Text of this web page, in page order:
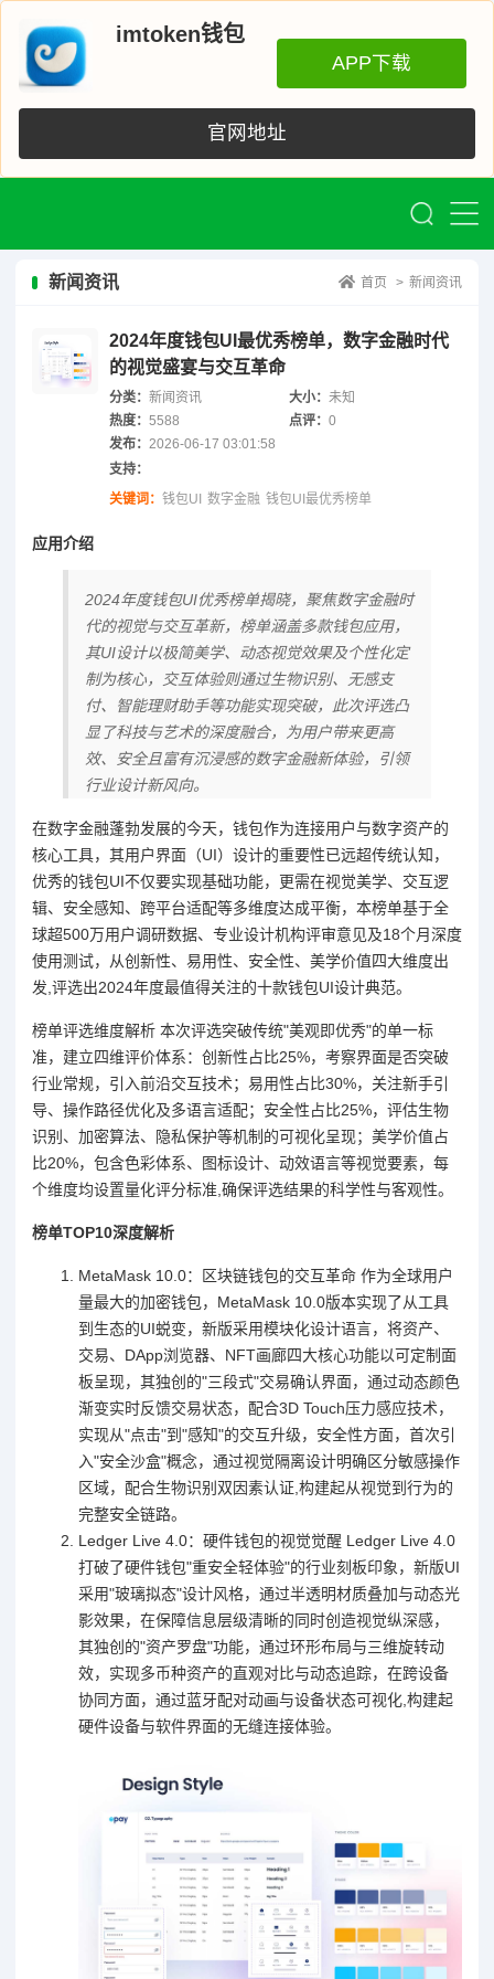
imtoken钱包
APP下载
官网地址
新闻资讯 首页 > 新闻资讯
2024年度钱包UI最优秀榜单，数字金融时代
的视觉盛宴与交互革命
分类： 新闻资讯 大小：未知
热度： 5588 点评：0
发布： 2026-06-17 03:01:58
支持：
关键词： 钱包UI 数字金融 钱包UI最优秀榜单
应用介绍
2024年度钱包UI优秀榜单揭晓，聚焦数字金融时
代的视觉与交互革新，榜单涵盖多款钱包应用，
其UI设计以极简美学、动态视觉效果及个性化定
制为核心，交互体验则通过生物识别、无感支
付、智能理财助手等功能实现突破，此次评选凸
显了科技与艺术的深度融合，为用户带来更高
效、安全且富有沉浸感的数字金融新体验，引领
行业设计新风向。
在数字金融蓬勃发展的今天，钱包作为连接用户与数字资产的
核心工具，其用户界面（UI）设计的重要性已远超传统认知，
优秀的钱包UI不仅要实现基础功能，更需在视觉美学、交互逻
辑、安全感知、跨平台适配等多维度达成平衡，本榜单基于全
球超500万用户调研数据、专业设计机构评审意见及18个月深度
使用测试，从创新性、易用性、安全性、美学价值四大维度出
发,评选出2024年度最值得关注的十款钱包UI设计典范。
榜单评选维度解析 本次评选突破传统"美观即优秀"的单一标
准，建立四维评价体系：创新性占比25%，考察界面是否突破
行业常规，引入前沿交互技术；易用性占比30%，关注新手引
导、操作路径优化及多语言适配；安全性占比25%，评估生物
识别、加密算法、隐私保护等机制的可视化呈现；美学价值占
比20%，包含色彩体系、图标设计、动效语言等视觉要素，每
个维度均设置量化评分标准,确保评选结果的科学性与客观性。
榜单TOP10深度解析
MetaMask 10.0：区块链钱包的交互革命 作为全球用户
量最大的加密钱包，MetaMask 10.0版本实现了从工具
到生态的UI蜕变，新版采用模块化设计语言，将资产、
交易、DApp浏览器、NFT画廊四大核心功能以可定制面
板呈现，其独创的"三段式"交易确认界面，通过动态颜色
渐变实时反馈交易状态，配合3D Touch压力感应技术，
实现从"点击"到"感知"的交互升级，安全性方面，首次引
入"安全沙盒"概念，通过视觉隔离设计明确区分敏感操作
区域，配合生物识别双因素认证,构建起从视觉到行为的
完整安全链路。
Ledger Live 4.0：硬件钱包的视觉觉醒 Ledger Live 4.0
打破了硬件钱包"重安全轻体验"的行业刻板印象，新版UI
采用"玻璃拟态"设计风格，通过半透明材质叠加与动态光
影效果，在保障信息层级清晰的同时创造视觉纵深感，
其独创的"资产罗盘"功能，通过环形布局与三维旋转动
效，实现多币种资产的直观对比与动态追踪，在跨设备
协同方面，通过蓝牙配对动画与设备状态可视化,构建起
硬件设备与软件界面的无缝连接体验。